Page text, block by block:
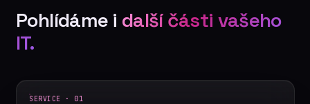
Pohlídáme i další části vašeho
IT.
SERVICE · 01